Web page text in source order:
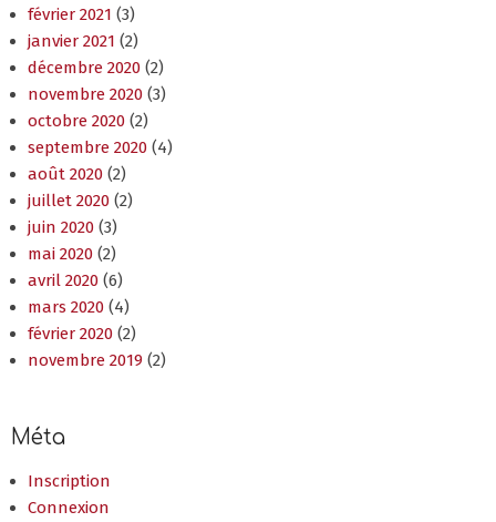
février 2021 (3)
janvier 2021 (2)
décembre 2020 (2)
novembre 2020 (3)
octobre 2020 (2)
septembre 2020 (4)
août 2020 (2)
juillet 2020 (2)
juin 2020 (3)
mai 2020 (2)
avril 2020 (6)
mars 2020 (4)
février 2020 (2)
novembre 2019 (2)
Méta
Inscription
Connexion